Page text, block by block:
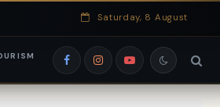
EduRank
Saturday, 8 August